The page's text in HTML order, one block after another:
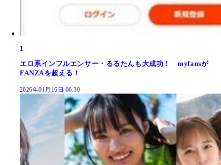
1
エロ系インフルエンサー・るるたんも大成功！ myfansが
FANZAを超える！
2026年01月16日 06:30